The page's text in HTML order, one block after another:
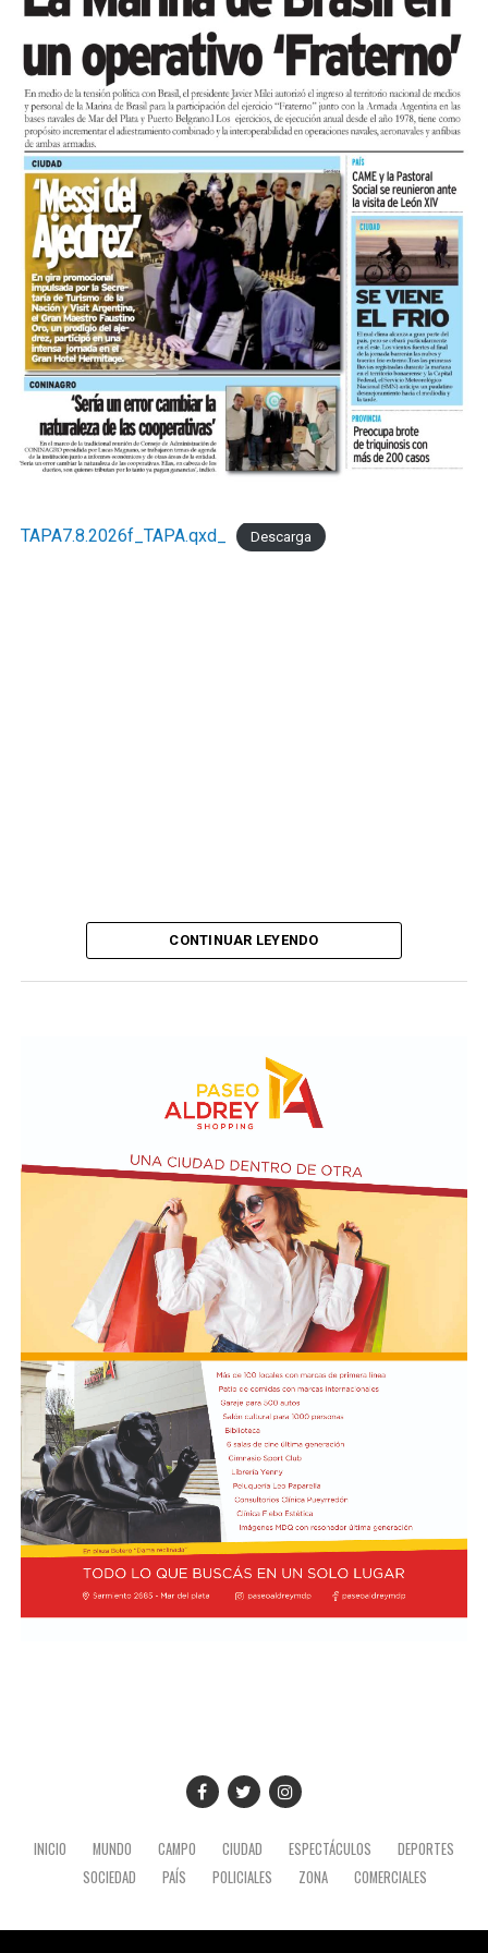
TAPA7.8.2026f_TAPA.qxd_ Descarga
CONTINUAR LEYENDO
INICIO MUNDO CAMPO CIUDAD ESPECTÁCULOS
DEPORTES
SOCIEDAD
PAÍS POLICIALES ZONA COMERCIALES